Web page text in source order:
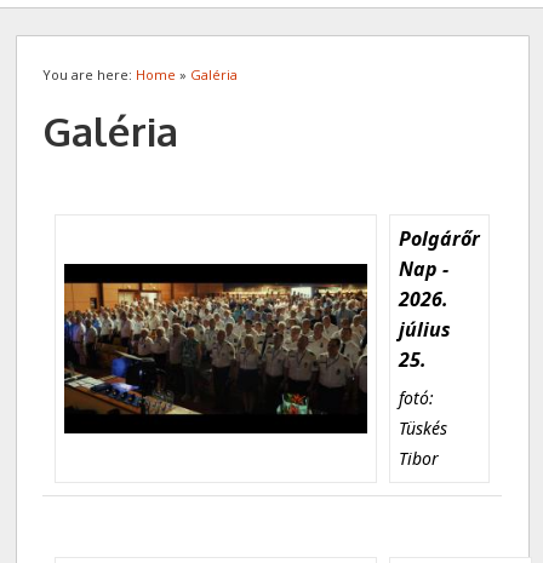
You are here: Home » Galéria
Galéria
Polgárőr
Nap -
2026.
július
25.
fotó:
Tüskés
Tibor